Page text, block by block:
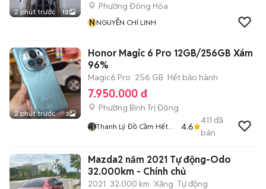
2 phút trước 12
Phường Đông Hòa
NNGUYỄN CHÍ LINH
2 phút trước 3
Honor Magic 6 Pro 12GB/256GB Xám
96%
Magic6 Pro 256 GB Hết bảo hành
7.950.000 đ
Phường Bình Trị Đông
Thanh Lý Đồ Cầm Hết
4.6
411 đã
bán
Mazda2 năm 2021 Tự động-Odo
32.000km - Chính chủ
2021 32.000 km Xăng Tự động